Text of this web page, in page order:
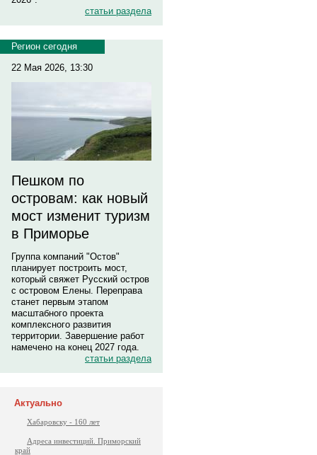
статьи раздела
Регион сегодня
22 Мая 2026, 13:30
Пешком по
островам: как новый
мост изменит туризм
в Приморье
Группа компаний "Остов"
планирует построить мост,
который свяжет Русский остров
с островом Елены. Переправа
станет первым этапом
масштабного проекта
комплексного развития
территории. Завершение работ
намечено на конец 2027 года.
статьи раздела
Актуально
Хабаровску - 160 лет
Адреса инвестиций. Приморский
край